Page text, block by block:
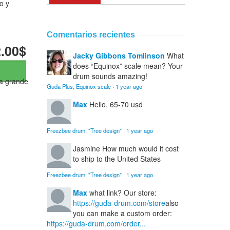
y
grande
Comentarios recientes
Jacky Gibbons Tomlinson What
does “Equinox” scale mean? Your
drum sounds amazing!
Guda Plus, Equinox scale · 1 year ago
Max Hello, 65-70 usd
Freezbee drum, "Tree design" · 1 year ago
Jasmine How much would it cost
to ship to the United States
Freezbee drum, "Tree design" · 1 year ago
Max what link? Our store:
https://guda-drum.com/storealso
you can make a custom order:
https://guda-drum.com/order...